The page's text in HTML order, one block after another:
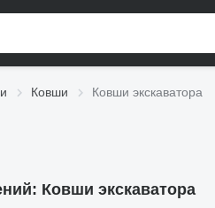
Ковши Ковши экскаватора
Ковши экскаватора